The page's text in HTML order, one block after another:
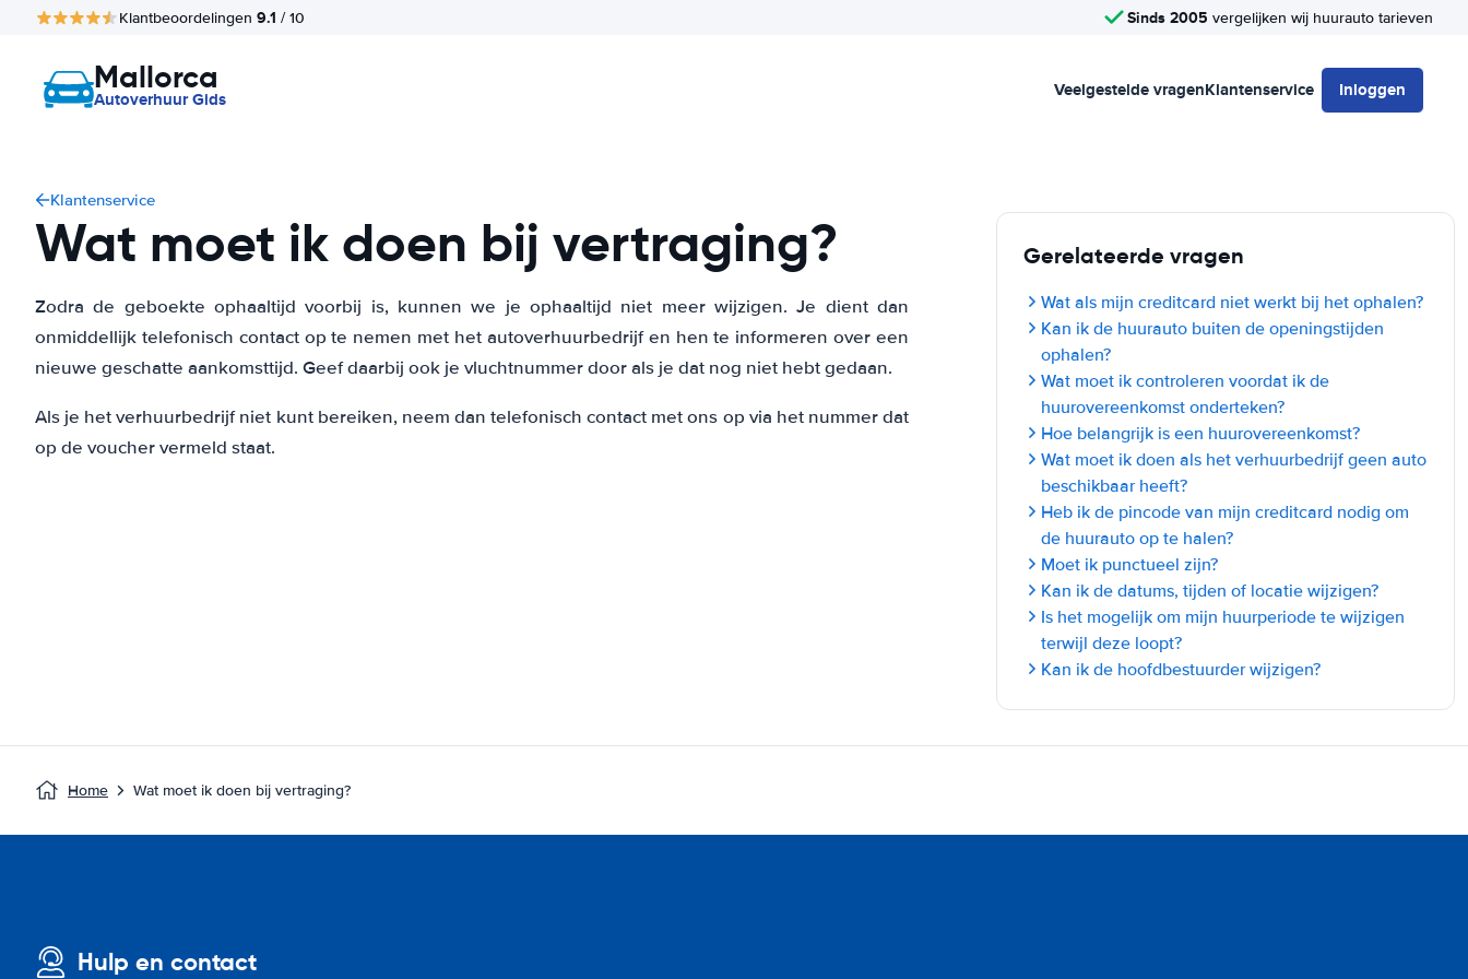
Klantbeoordelingen 9.1 / 10 Sinds 2005 vergelijken wij huurauto tarieven
Mallorca
Autoverhuur Gids Veelgestelde vragenKlantenservice Inloggen
Klantenservice
Wat moet ik doen bij vertraging?
Zodra de geboekte ophaaltijd voorbij is, kunnen we je ophaaltijd niet meer wijzigen. Je dient dan
onmiddellijk telefonisch contact op te nemen met het autoverhuurbedrijf en hen te informeren over een
nieuwe geschatte aankomsttijd. Geef daarbij ook je vluchtnummer door als je dat nog niet hebt gedaan.
Als je het verhuurbedrijf niet kunt bereiken, neem dan telefonisch contact met ons op via het nummer dat
op de voucher vermeld staat.
Gerelateerde vragen
Wat als mijn creditcard niet werkt bij het ophalen?
Kan ik de huurauto buiten de openingstijden
ophalen?
Wat moet ik controleren voordat ik de
huurovereenkomst onderteken?
Hoe belangrijk is een huurovereenkomst?
Wat moet ik doen als het verhuurbedrijf geen auto
beschikbaar heeft?
Heb ik de pincode van mijn creditcard nodig om
de huurauto op te halen?
Moet ik punctueel zijn?
Kan ik de datums, tijden of locatie wijzigen?
Is het mogelijk om mijn huurperiode te wijzigen
terwijl deze loopt?
Kan ik de hoofdbestuurder wijzigen?
Home Wat moet ik doen bij vertraging?
Hulp en contact